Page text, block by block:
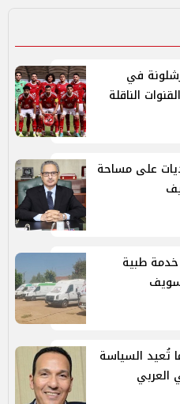
في
الناقلة
تعديات على مساحة
قافلة مجانية قدمت 2839 خدمة طبية
سويف
تُعيد السياسة
العربي